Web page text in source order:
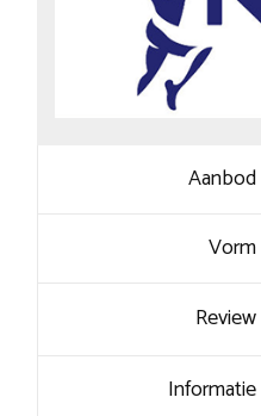
Aanbod
Vorm
Review
Informatie